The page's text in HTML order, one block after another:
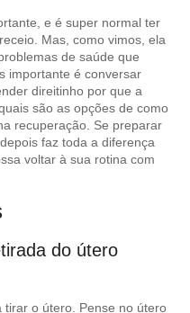
e é super normal ter
Mas, como vimos, ela
de saúde que
importante é conversar
direitinho por que a
são as opções de como
recuperação. Se preparar
faz toda a diferença
voltar à sua rotina com
do útero
tirar o útero. Pense no útero